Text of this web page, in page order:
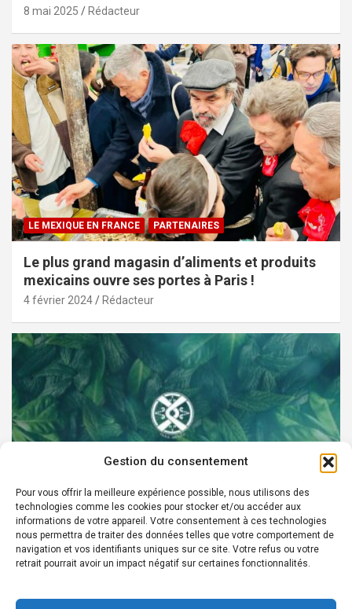
Gestion du consentement
Pour vous offrir la meilleure expérience possible, nous utilisons des
technologies comme les cookies pour stocker et/ou accéder aux
informations de votre appareil. Votre consentement à ces technologies
nous permettra de traiter des données telles que votre comportement de
navigation et vos identifiants uniques sur ce site. Votre refus ou votre
retrait pourrait avoir un impact négatif sur certaines fonctionnalités.
8 mai 2025 Rédacteur
LE MEXIQUE EN FRANCE PARTENAIRES
Le plus grand magasin d’aliments et produits
mexicains ouvre ses portes à Paris !
4 février 2024 Rédacteur
PARTENAIRES
Devenez Ambassadeur XOCHI BOTANICALS –
« El espíritu francés con corazón de México! »